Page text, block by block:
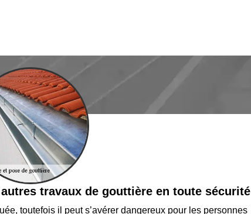
travaux de gouttière en toute sécurité
toutefois il peut s’avérer dangereux pour les personnes